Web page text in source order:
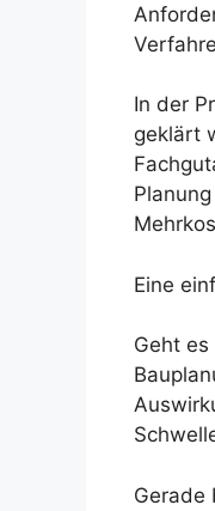
In der
geklärt
Eine
Geht
Gerade